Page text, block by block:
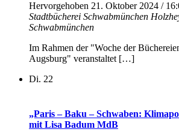
Hervorgehoben 21. Oktober 2024 /
Stadtbücherei Schwabmünchen
Schwabmünchen
Im Rahmen der "Woche der
Augsburg" veranstaltet […]
Di. 22
„Paris – Baku – Schwaben:
mit Lisa Badum MdB